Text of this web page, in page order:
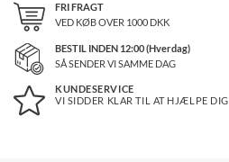
FRI FRAGT
VED KØB OVER 1000DKK
BESTIL INDEN 12:00 (Hverdag)
SÅ SENDER VI SAMME DAG
KUNDESERVICE
VI SIDDER KLAR TIL AT HJÆLPE DIG